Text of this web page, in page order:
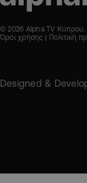
© 2026 Alpha TV Κύπρου.
Όροι χρήσης
Πολιτική
Designed &